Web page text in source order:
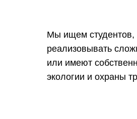
Мы ищем студентов,
реализовывать
или имеют
экологии и охраны